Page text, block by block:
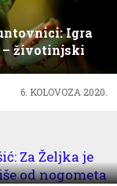
Igra
– životinjski
svijet
6. KOLOVOZA 2020.
bio više od